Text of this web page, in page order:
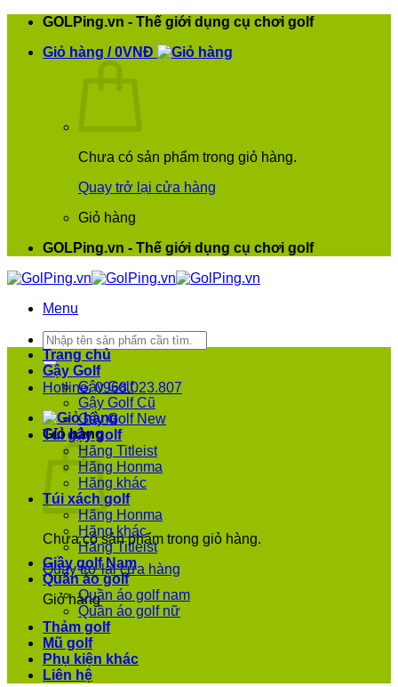
GOLPing.vn - Thế giới dụng cụ chơi golf
Giỏ hàng /0VNĐ
Chưa có sản phẩm trong giỏ hàng.
Quay trở lại cửa hàng
Giỏ hàng
GOLPing.vn - Thế giới dụng cụ chơi golf
Menu
Tìm
kiếm:
Hotline: 0968.023.807
Giỏ hàng
Chưa có sản phẩm trong giỏ hàng.
Quay trở lại cửa hàng
Giỏ hàng
Trang chủ
Gậy Golf
Gậy Golf
Gậy Golf Cũ
Gậy Golf New
Túi gậy golf
Hãng Titleist
Hãng Honma
Hãng khác
Túi xách golf
Hãng Honma
Hãng khác
Hãng Titleist
Giầy golf Nam
Quần áo golf
Quần áo golf nam
Quần áo golf nữ
Thảm golf
Mũ golf
Phụ kiện khác
Liên hệ